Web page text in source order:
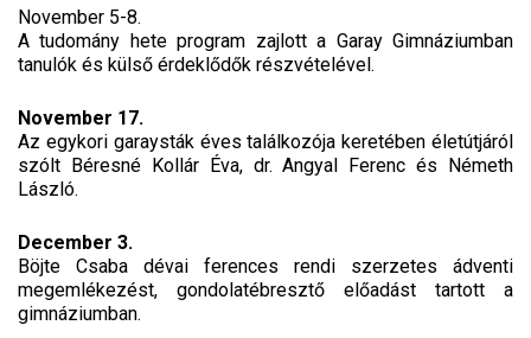
November 5-8.
A tudomány hete program zajlott a Garay Gimnáziumban
tanulók és külső érdeklődők részvételével.
November 17.
Az egykori garaysták éves találkozója keretében életútjáról
szólt Béresné Kollár Éva, dr. Angyal Ferenc és Németh
László.
December 3.
Böjte Csaba dévai ferences rendi szerzetes ádventi
megemlékezést, gondolatébresztő előadást tartott a
gimnáziumban.